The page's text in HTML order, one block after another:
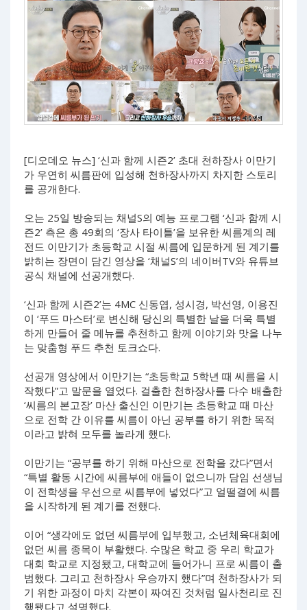
[디오데오 뉴스] ‘신과 함께 시즌2’ 초대 천하장사 이만기
가 우연히 씨름판에 입성해 천하장사까지 차지한 스토리
를 공개한다.
오는 25일 방송되는 채널S의 예능 프로그램 ‘신과 함께 시
즌2’ 측은 총 49회의 ‘장사 타이틀’을 보유한 씨름계의 레
전드 이만기가 초등학교 시절 씨름에 입문하게 된 계기를
밝히는 장면이 담긴 영상을 ‘채널S’의 네이버TV와 유튜브
공식 채널에 선공개했다.
‘신과 함께 시즌2’는 4MC 신동엽, 성시경, 박선영, 이용진
이 ‘푸드 마스터’로 변신해 당신의 특별한 날을 더욱 특별
하게 만들어 줄 메뉴를 추천하고 함께 이야기와 맛을 나누
는 맞춤형 푸드 추천 토크쇼다.
선공개 영상에서 이만기는 “초등학교 5학년 때 씨름을 시
작했다”고 말문을 열었다. 걸출한 천하장사를 다수 배출한
‘씨름의 본고장’ 마산 출신인 이만기는 초등학교 때 마산
으로 전학 간 이유를 씨름이 아닌 공부를 하기 위한 목적
이라고 밝혀 모두를 놀라게 했다.
이만기는 “공부를 하기 위해 마산으로 전학을 갔다”면서
“특별 활동 시간에 씨름부에 애들이 없으니까 담임 선생님
이 전학생을 우선으로 씨름부에 넣었다”고 얼떨결에 씨름
을 시작하게 된 계기를 전했다.
이어 “생각에도 없던 씨름부에 입부했고, 소년체육대회에
없던 씨름 종목이 부활했다. 수많은 학교 중 우리 학교가
대회 학교로 지정됐고, 대학교에 들어가니 프로 씨름이 출
범했다. 그리고 천하장사 우승까지 했다”며 천하장사가 되
기 위한 과정이 마치 각본이 짜여진 것처럼 일사천리로 진
행됐다고 설명했다.